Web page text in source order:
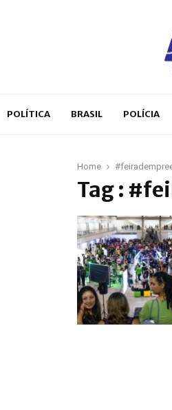
POLÍTICA BRASIL POLÍCIA
Home
Tag :